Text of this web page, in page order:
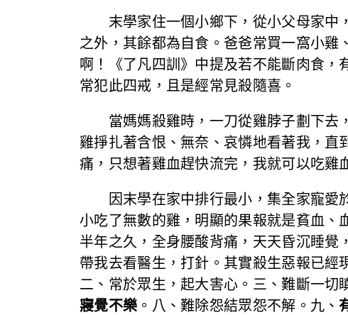
末學家住一個小鄉下，從小父母家中
之外，其餘都為自食。爸爸常買一窩小
啊！《了凡四訓》中提及若不能斷肉食
常犯此四戒，且是經常見殺隨喜。
當媽媽殺雞時，一刀從雞脖子劃下去，
雞掙扎著含恨、無奈、哀憐地看著我，
痛，只想著雞血趕快流完，我就可以吃雞
因末學在家中排行最小，集全家寵愛
小吃了無數的雞，明顯的果報就是貧血、
半年之久，全身腰酸背痛，天天昏沉睡
帶我去看醫生，打針。其實殺生惡報已經
二、常於眾生，起大害心。三、難斷一切
寢覺不樂 。八、難除怨結眾怨不解。九、